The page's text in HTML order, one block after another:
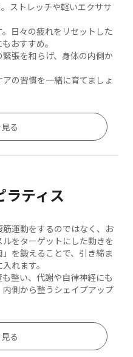
ストレッチや軽いエクササ
日々の疲れをリセットした
おすすめ。
張を和らげ、身体の内側か
の習慣を一緒に育てましょ
る
ラティス
運動をするのではなく、お
をターゲットにした動きを
を鍛えることで、引き締ま
れます。
整い、代謝や自律神経にも
側から整うシェイプアップ
る